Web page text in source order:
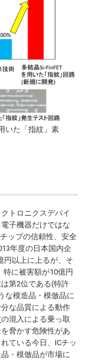
いた「指紋」素
トロニクスデバイ
子機器だけではな
ップの信頼性、安全
年度の日本国内企
円以上に上るが、そ
に被害額が10億円
第2位である(特許
な模造品・模倣品に
な品質による動作
の混入による乗っ取
脅かす危険性があ
ている今日、ICチッ
・模倣品が市場に